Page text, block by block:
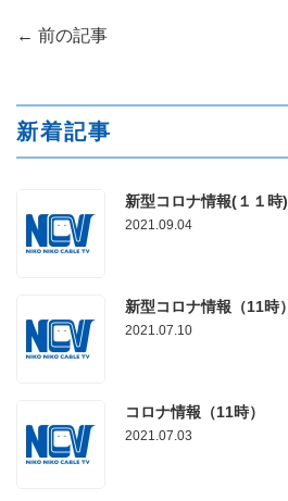
← 前の記事
新着記事
新型コロナ情報(１１時)
2021.09.04
新型コロナ情報（11時）
2021.07.10
コロナ情報（11時）
2021.07.03